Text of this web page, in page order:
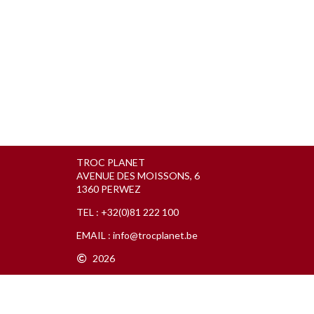
TROC PLANET
AVENUE DES MOISSONS, 6
1360 PERWEZ
TEL : +32(0)81 222 100
EMAIL : info@trocplanet.be
2026